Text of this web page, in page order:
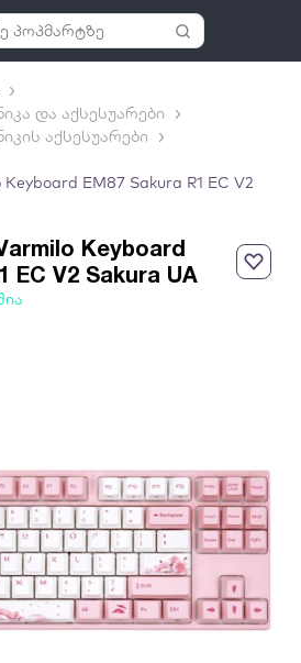
და აქსესუარები
აქსესუარები
EM87 Sakura R1 EC V2
Keyboard
EC V2 Sakura UA